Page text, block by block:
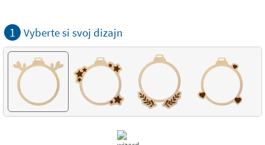
1 Vyberte si svoj dizajn